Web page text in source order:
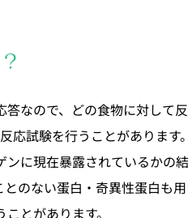
なので、どの食物に対して
応試験を行うことがありま
に現在暴露されているかの
のない蛋白・奇異性蛋白も
ことがあります。